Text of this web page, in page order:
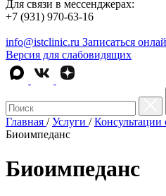
Для связи в мессенджерах:
+7 (931) 970-63-16
info@istclinic.ru Записаться
Версия для слабовидящих
Главная / Услуги / Консультации
Биоимпеданс
Биоимпеданс